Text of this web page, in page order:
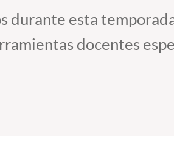
durante esta
docentes